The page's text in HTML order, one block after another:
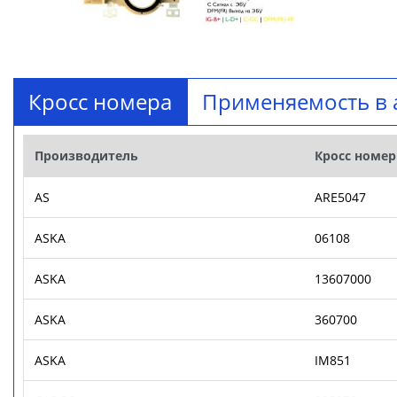
Кросс номера Применяемость в
Производитель Кросс номер
AS ARE5047
ASKA 06108
ASKA 13607000
ASKA 360700
ASKA IM851